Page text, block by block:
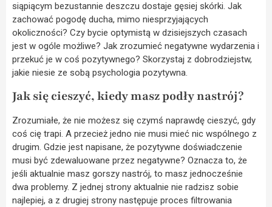
siąpiącym bezustannie deszczu dostaje gęsiej skórki. Jak
zachować pogodę ducha, mimo niesprzyjających
okoliczności? Czy bycie optymistą w dzisiejszych czasach
jest w ogóle możliwe? Jak zrozumieć negatywne wydarzenia i
przekuć je w coś pozytywnego? Skorzystaj z dobrodziejstw,
jakie niesie ze sobą psychologia pozytywna.
Jak się cieszyć, kiedy masz podły nastrój?
Zrozumiałe, że nie możesz się czymś naprawdę cieszyć, gdy
coś cię trapi. A przecież jedno nie musi mieć nic wspólnego z
drugim. Gdzie jest napisane, że pozytywne doświadczenie
musi być zdewaluowane przez negatywne? Oznacza to, że
jeśli aktualnie masz gorszy nastrój, to masz jednocześnie
dwa problemy. Z jednej strony aktualnie nie radzisz sobie
najlepiej, a z drugiej strony następuje proces filtrowania